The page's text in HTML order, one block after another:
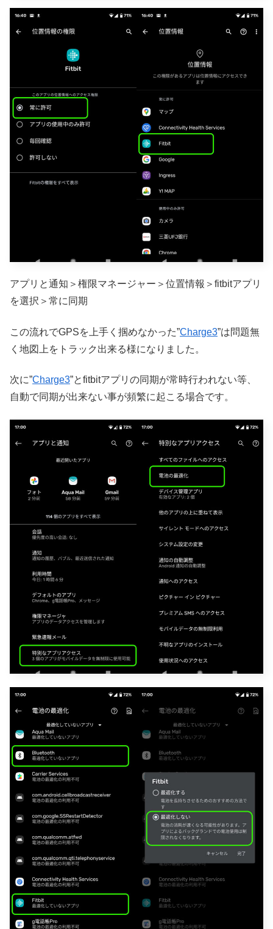
アプリと通知＞権限マネージャー＞位置情報＞fitbitアプリ
を選択＞常に同期
この流れでGPSを上手く掴めなかった”Charge3”は問題無
く地図上をトラック出来る様になりました。
次に”Charge3”とfitbitアプリの同期が常時行われない等、
自動で同期が出来ない事が頻繁に起こる場合です。